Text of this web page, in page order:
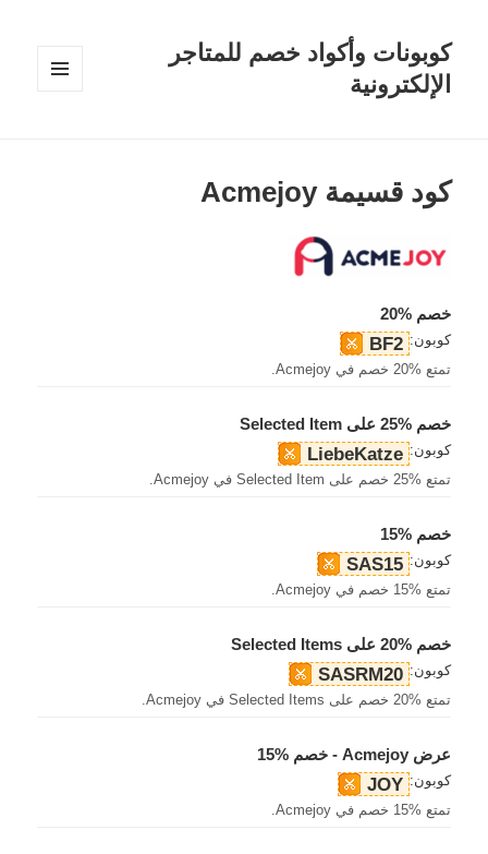
كوبونات وأكواد خصم للمتاجر
الإلكترونية
كود قسيمة Acmejoy
خصم %20
كوبون: BF2
تمتع %20 خصم في Acmejoy.
خصم %25 على Selected Item
كوبون: LiebeKatze
تمتع %25 خصم على Selected Item في Acmejoy.
خصم %15
كوبون: SAS15
تمتع %15 خصم في Acmejoy.
خصم %20 على Selected Items
كوبون: SASRM20
تمتع %20 خصم على Selected Items في Acmejoy.
عرض Acmejoy - خصم %15
كوبون: JOY
تمتع %15 خصم في Acmejoy.